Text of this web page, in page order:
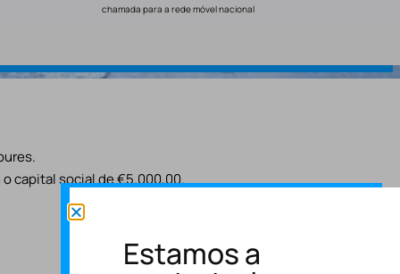
chamada para a rede móvel nacional
o capital social de €5.000,00.
Estamos a